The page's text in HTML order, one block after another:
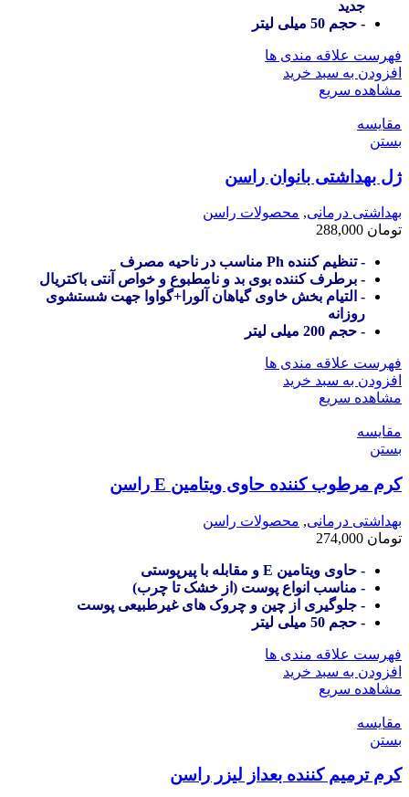
جدید
- حجم 50 میلی لیتر
فهرست علاقه مندی ها
افزودن به سبد خرید
مشاهده سریع
مقایسه
بستن
ژل بهداشتی بانوان راسن
بهداشتی درمانی, محصولات راسن
تومان
- تنظیم کننده Ph مناسب در ناحیه مصرف
- برطرف کننده بوی بد و نامطبوع و خواص آنتی باکتریال
- التیام بخش خاوی گیاهان آلورا+گواوا جهت شستشوی
روزانه
- حجم 200 میلی لیتر
فهرست علاقه مندی ها
افزودن به سبد خرید
مشاهده سریع
مقایسه
بستن
کرم مرطوب کننده حاوی ویتامین E راسن
بهداشتی درمانی, محصولات راسن
تومان
- حاوی ویتامین E و مقابله با پیرپوستی
- مناسب انواع پوست (از خشک تا چرب)
- جلوگیری از چین و چروک های غیرطبیعی پوست
- حجم 50 میلی لیتر
فهرست علاقه مندی ها
افزودن به سبد خرید
مشاهده سریع
مقایسه
بستن
کرم ترمیم کننده بعداز لیزر راسن